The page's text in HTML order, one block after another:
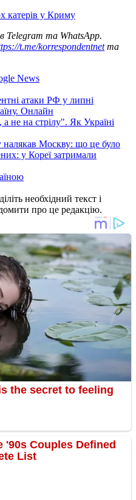
катерів у Криму
в Telegram та WhatsApp.
t.me/korrespondentnetта
News
атаки РФ у липні
Онлайн
не на стрілу". Як Україні
налякав Москву: що це було
у Кореї затримали
необхідний текст і
про це редакцію.